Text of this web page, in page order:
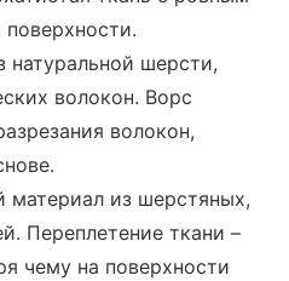
натуральной шерсти,
волокон. Ворс
волокон,
материал из шерстяных,
Переплетение ткани –
чему на поверхности